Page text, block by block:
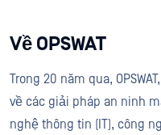
Về OPSWAT
Trong 20 năm qua,
về các giải pháp an ninh
nghệ thông tin (IT), công